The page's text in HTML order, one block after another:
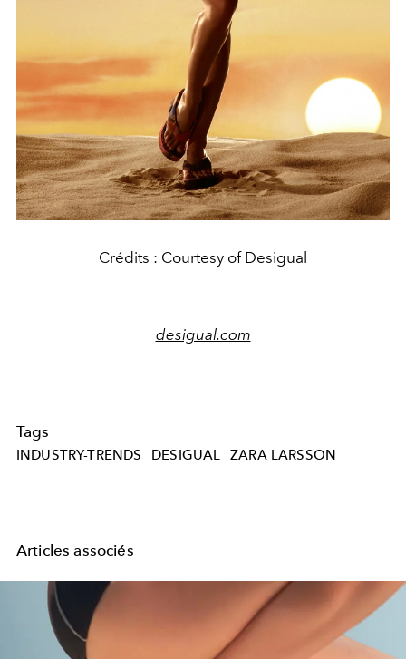
Crédits : Courtesy of Desigual
desigual.com
Tags
INDUSTRY-TRENDS DESIGUAL ZARA LARSSON
Articles associés